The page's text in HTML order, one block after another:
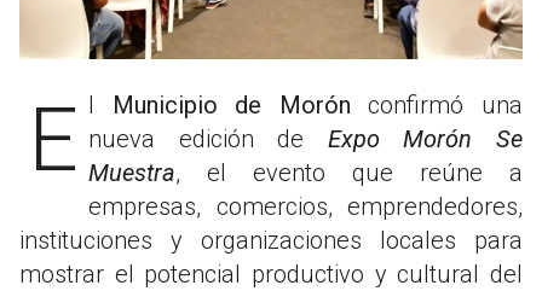
El Municipio de Morón confirmó una
nueva edición de Expo Morón Se
Muestra, el evento que reúne a
empresas, comercios, emprendedores,
instituciones y organizaciones locales para
mostrar el potencial productivo y cultural del